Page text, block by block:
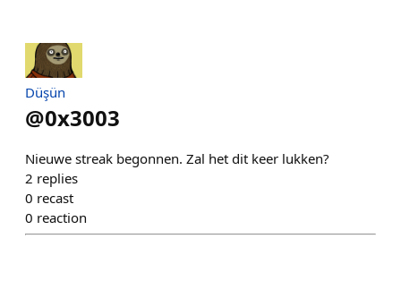
Düşün
@0x3003
Nieuwe streak begonnen. Zal het dit keer lukken?
2 replies
0 recast
0 reaction